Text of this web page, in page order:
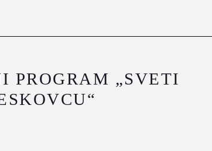
PROGRAM „SVETI